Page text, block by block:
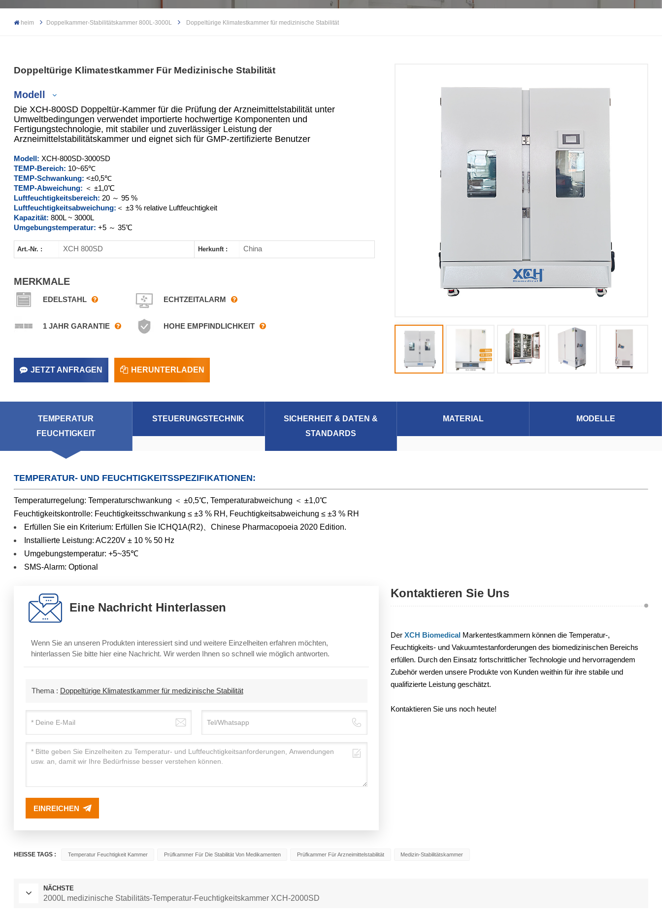
Indonesia
heim Doppelkammer-Stabilitätskammer 800L-3000L Doppeltürige Klimatestkammer für medizinische Stabilität
Doppeltürige Klimatestkammer Für Medizinische Stabilität
Modell
XCH-800SD
XCH-1000SD
XCH-2000SD
XCH-3000SD
Die XCH-800SD Doppeltür-Kammer für die Prüfung der Arzneimittelstabilität unter
Umweltbedingungen verwendet importierte hochwertige Komponenten und
Fertigungstechnologie, mit stabiler und zuverlässiger Leistung der
Arzneimittelstabilitätskammer und eignet sich für GMP-zertifizierte Benutzer
Modell:XCH-800SD-3000SD
TEMP-Bereich: 10~65℃
TEMP-Schwankung:<±0,5℃
TEMP-Abweichung: ＜ ±1,0℃
Luftfeuchtigkeitsbereich:20 ～ 95 %
Luftfeuchtigkeitsabweichung: ＜ ±3 % relative Luftfeuchtigkeit
Kapazität:800L ~ 3000L
Umgebungstemperatur: +5 ～ 35℃
Art.-Nr. : XCH 800SD Herkunft : China
MERKMALE
EDELSTAHL ECHTZEITALARM
1 JAHR GARANTIE HOHE EMPFINDLICHKEIT
JETZT ANFRAGEN HERUNTERLADEN
TEMPERATUR
FEUCHTIGKEIT
STEUERUNGSTECHNIK
SICHERHEIT & DATEN &
STANDARDS
MATERIAL MODELLE
TEMPERATUR- UND FEUCHTIGKEITSSPEZIFIKATIONEN:
Temperaturregelung: Temperaturschwankung ＜ ±0,5℃, Temperaturabweichung ＜ ±1,0℃
Feuchtigkeitskontrolle: Feuchtigkeitsschwankung ≤ ±3 % RH, Feuchtigkeitsabweichung ≤ ±3 % RH
Erfüllen Sie ein Kriterium: Erfüllen Sie ICHQ1A(R2)、Chinese Pharmacopoeia 2020 Edition.
Installierte Leistung: AC220V ± 10 % 50 Hz
Umgebungstemperatur: +5~35℃
SMS-Alarm: Optional
Eine Nachricht Hinterlassen
Wenn Sie an unseren Produkten interessiert sind und weitere Einzelheiten erfahren möchten,
hinterlassen Sie bitte hier eine Nachricht. Wir werden Ihnen so schnell wie möglich antworten.
Thema : Doppeltürige Klimatestkammer für medizinische Stabilität
EINREICHEN
Kontaktieren Sie Uns
DerXCH Biomedical Markentestkammern können die Temperatur-,
Feuchtigkeits- und Vakuumtestanforderungen des biomedizinischen Bereichs
erfüllen. Durch den Einsatz fortschrittlicher Technologie und hervorragendem
Zubehör werden unsere Produkte von Kunden weithin für ihre stabile und
qualifizierte Leistung geschätzt.
Kontaktieren Sie uns noch heute!
HEISSE TAGS : Temperatur Feuchtigkeit Kammer Prüfkammer Für Die Stabilität Von Medikamenten Prüfkammer Für Arzneimittelstabilität Medizin-Stabilitätskammer
NÄCHSTE
2000L medizinische Stabilitäts-Temperatur-Feuchtigkeitskammer XCH-2000SD